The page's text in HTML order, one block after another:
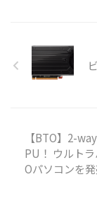
【BTO】2-
PU！ ウルト
Oパソコンを発